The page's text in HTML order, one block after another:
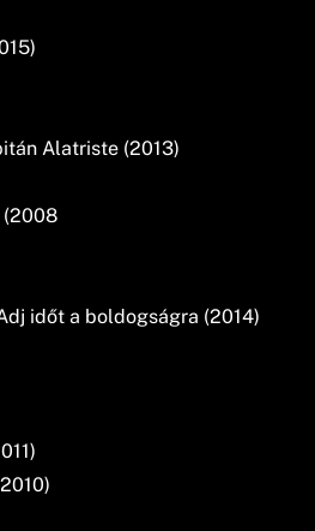
Alatriste (2013)
(2008
időt a boldogságra (2014)